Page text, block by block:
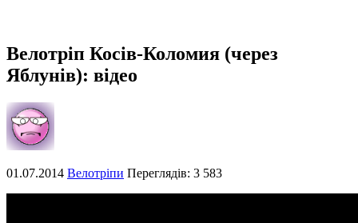
Велотріп Косів-Коломия (через
Яблунів): відео
01.07.2014 Велотріпи Переглядів: 3 583